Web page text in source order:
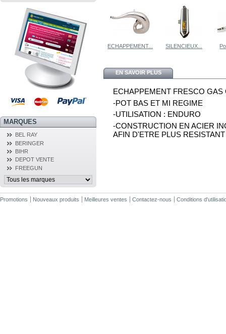
MARQUES
BEL RAY
BERINGER
BIHR
DEPOT VENTE
FREEGUN
ECHAPPEMENT... SILENCIEUX...
EN SAVOIR PLUS
ECHAPPEMENT FRESCO GAS
-POT BAS ET MI REGIME
-UTILISATION : ENDURO
-CONSTRUCTION EN ACIER
AFIN D'ETRE PLUS
Promotions Nouveaux produits Meilleures ventes Contactez-nous Conditions